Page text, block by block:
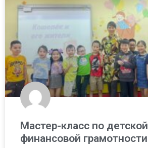
Мастер-класс по детской
финансовой грамотности